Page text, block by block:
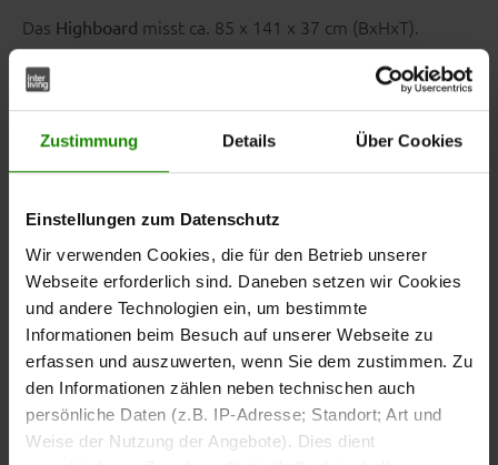
Zustimmung Details Über Cookies
Einstellungen zum Datenschutz
Wir verwenden Cookies, die für den Betrieb unserer
Webseite erforderlich sind. Daneben setzen wir Cookies
und andere Technologien ein, um bestimmte
Informationen beim Besuch auf unserer Webseite zu
erfassen und auszuwerten, wenn Sie dem zustimmen. Zu
den Informationen zählen neben technischen auch
persönliche Daten (z.B. IP-Adresse; Standort; Art und
Weise der Nutzung der Angebote). Dies dient
Das Highboard misst ca. 85 x 141 x 37 cm (BxHxT).
Zur Ausstattung gehören
, zwei
Holzböden,zwei Schubladen,eine Schwarzglastürund
drei Glasböden. Die Kombination aus geschlossenen
Stauraumbereichen und sichtbaren Ablageflächen
unterschiedlicher Wohnaccessoires, Geschirr oder
Bücher.
TV-Element mit
Schubladen und Fächern